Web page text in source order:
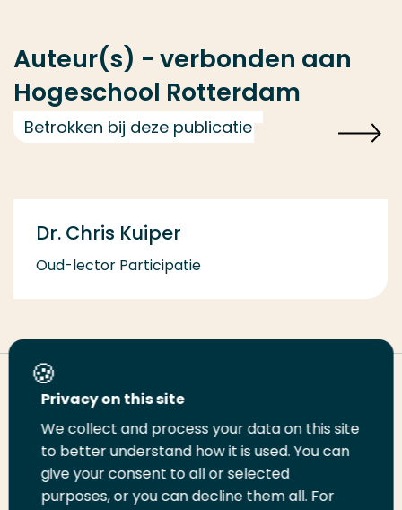
Auteur(s) - verbonden aan
Hogeschool Rotterdam
Betrokken bij deze publicatie
Dr. Chris Kuiper
Oud-lector Participatie
Deel deze pagina
DeelDeel
op
Deel
op
Email
deze
Print
deze
Privacy on this site
We collect and process your data on this site
to better understand how it is used. You can
give your consent to all or selected
purposes, or you can decline them all. For